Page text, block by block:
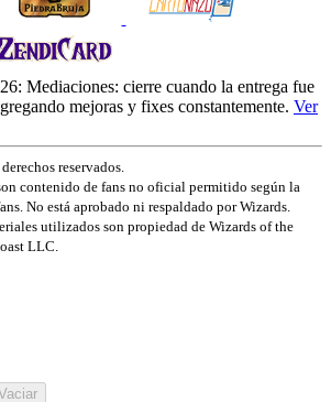
Mediaciones: cierre cuando la entrega fue
mejoras y fixes constantemente. Ver
reservados.
contenido de fans no oficial permitido según la
No está aprobado ni respaldado por Wizards.
utilizados son propiedad de Wizards of the
LLC.